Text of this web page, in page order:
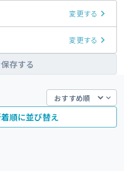
変更する
変更する
存する
順に並び替え